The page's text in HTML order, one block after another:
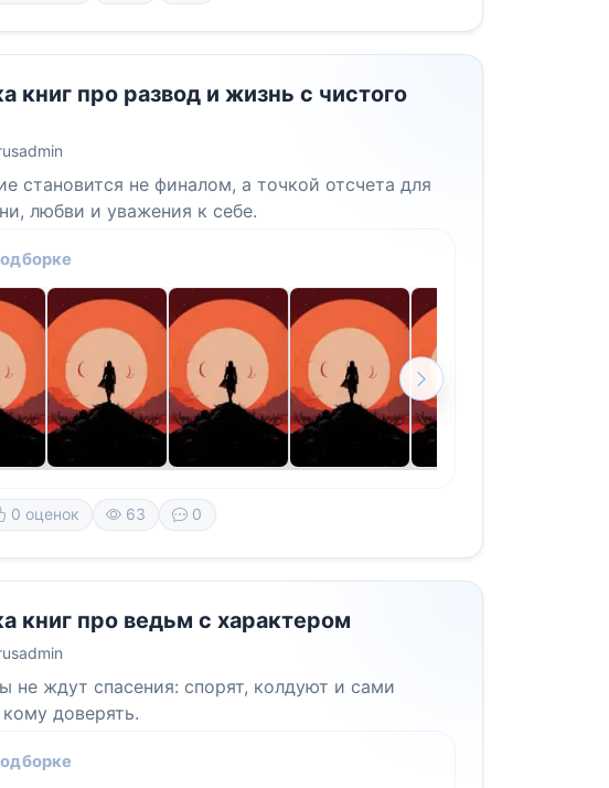
книг про развод и жизнь с чистого
становится не финалом, а точкой отсчета для
любви и уважения к себе.
0 оценок 63 0
книг про ведьм с характером
не ждут спасения: спорят, колдуют и сами
доверять.